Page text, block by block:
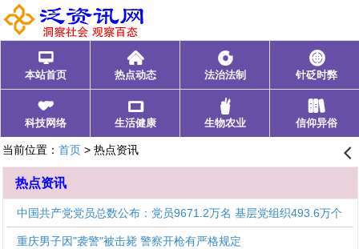
󰂑
本站首页
󰄫
热点动态
󰁍
法治法制
󰃓
针砭时弊
󰁩
科技网络
󰁰
生活健康
󰂺
生物农业
󰃊
信仰异俗
当前位置： 首页> 热点资讯 󰊒
热点资讯
中国共产党党员总数公布：党员9671.2万名 基层党组织493.6万个
重庆男子因"袭警"被击毙 警察开枪有严格规定